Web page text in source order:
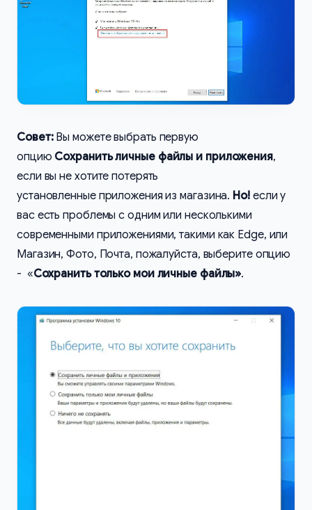
Совет: Вы можете выбрать первую
опцию Сохранить личные файлы и приложения,
если вы не хотите потерять
установленные приложения из магазина. Но!если у
вас есть проблемы с одним или несколькими
современными приложениями, такими как Edge, или
Магазин, Фото, Почта, пожалуйста, выберите опцию
- «Сохранить только мои личные файлы».